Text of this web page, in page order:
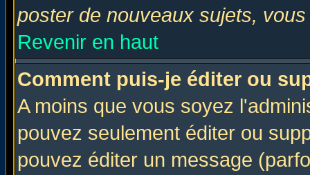
poster de nouveaux sujets,
Revenir en haut
Comment puis-je éditer ou
A moins que vous soyez
pouvez seulement éditer ou
pouvez éditer un message